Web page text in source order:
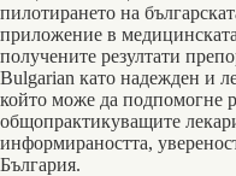
пилотирането на
приложение в
получените резултати
Bulgarian като надежден и
който може да подпомогне
общопрактикуващите
информираността,
България.